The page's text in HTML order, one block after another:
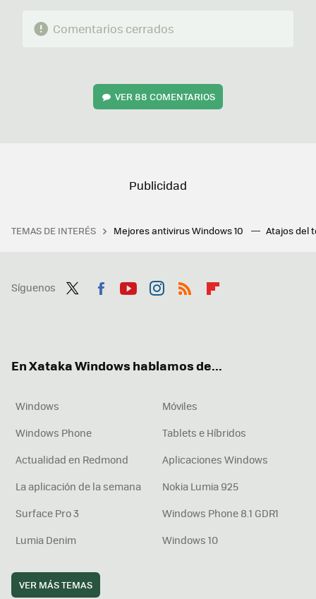
Comentarios cerrados
VER88 COMENTARIOS
TEMAS DE INTERÉS Mejores antivirus Windows 10 Atajos del
Síguenos
En Xataka Windows hablamos de...
Windows
Móviles
Windows Phone
Tablets e Híbridos
Actualidad en Redmond
Aplicaciones Windows
La aplicación de la semana
Nokia Lumia 925
Surface Pro 3
Windows Phone 8.1 GDR1
Lumia Denim
Windows 10
VER MÁS TEMAS